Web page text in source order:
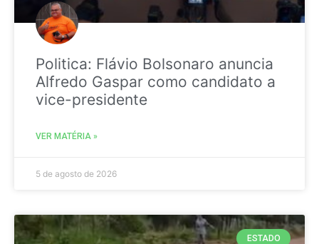
Politica: Flávio Bolsonaro anuncia
Alfredo Gaspar como candidato a
vice-presidente
VER MATÉRIA »
5 de agosto de 2026
ESTADO